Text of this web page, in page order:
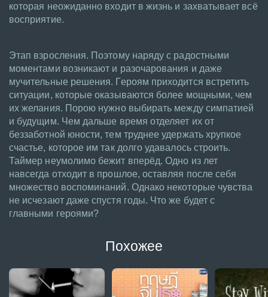
которая неожиданно входит в жизнь и захватывает всё
восприятие.
Этап взросления. Поэтому наряду с радостными
моментами возникают и разочарования и даже
мучительные решения. Героям приходится встретить
ситуации, которые оказываются более мощными, чем
их желания. Порою нужно выбирать между симпатией
и будущим. Чем дальше время отделяет их от
беззаботной юности, тем труднее удержать хрупкое
счастье, которое им так долго удавалось строить.
Таймер неумолимо бежит вперёд. Одно из лет
навсегда отходит в прошлое, оставляя после себя
множество воспоминаний. Однако некоторые чувства
не исчезают даже спустя годы. Что же будет с
главными героями?
Похожее